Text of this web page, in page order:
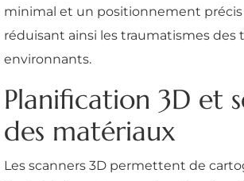
minimal et un positionnement
réduisant ainsi les traumatismes des
environnants.
Planification 3D et
des matériaux
Les scanners 3D permettent de